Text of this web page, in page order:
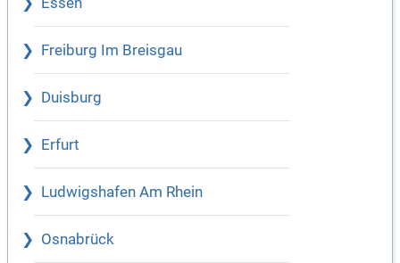
Essen
Freiburg Im Breisgau
Duisburg
Erfurt
Ludwigshafen Am Rhein
Osnabrück